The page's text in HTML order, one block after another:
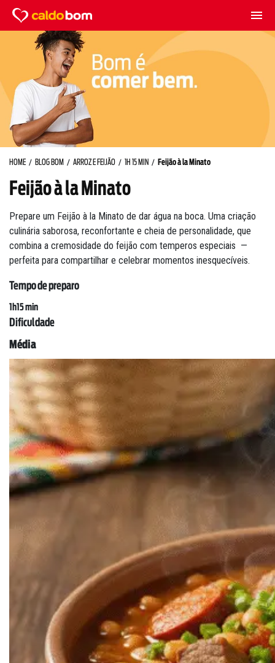
HOME BLOG BOM ARROZ E FEIJÃO 1H 15 MIN Feijão à la Minato
Feijão à la Minato
Prepare um Feijão à la Minato de dar água na boca. Uma criação
culinária saborosa, reconfortante e cheia de personalidade, que
combina a cremosidade do feijão com temperos especiais —
perfeita para compartilhar e celebrar momentos inesquecíveis.
Tempo de preparo
1h15 min
Dificuldade
Média